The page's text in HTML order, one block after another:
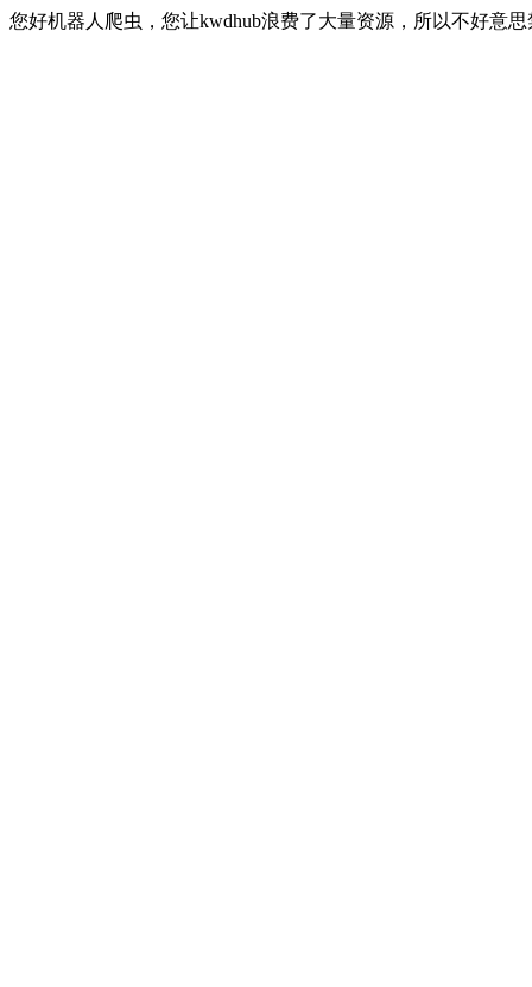
您好机器人爬虫，您让kwdhub浪费了大量资源，所以不好意